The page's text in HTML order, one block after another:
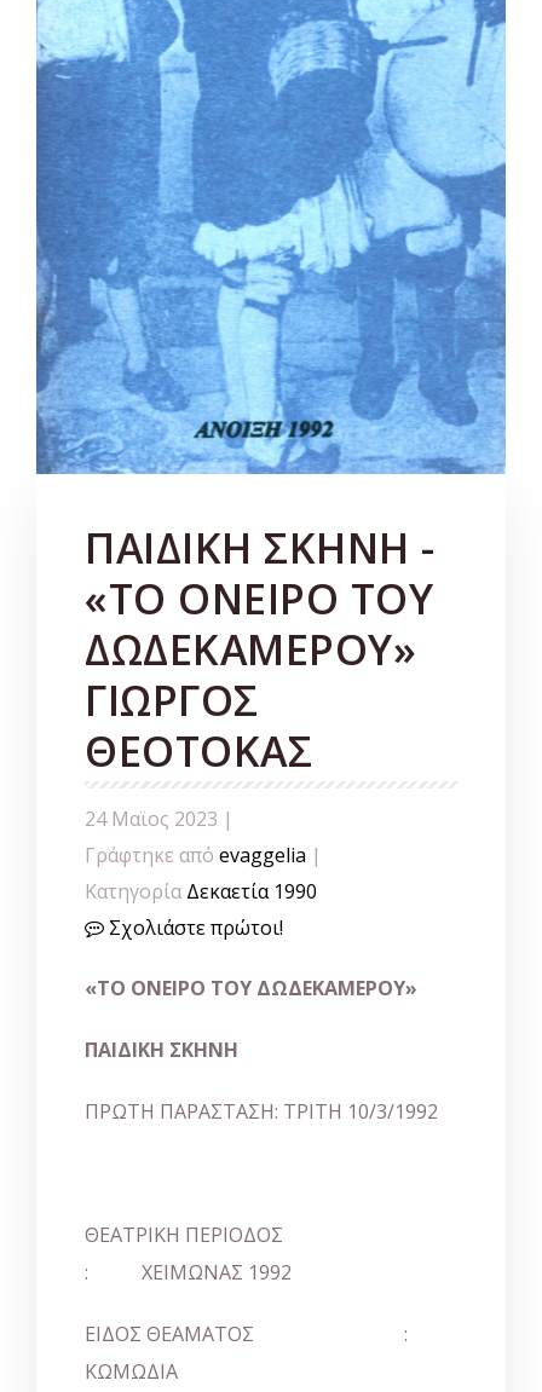
ΠΑΙΔΙΚΗ ΣΚΗΝΗ -
«ΤΟ ΟΝΕΙΡΟ ΤΟΥ
ΔΩΔΕΚΑΜΕΡΟΥ»
ΓΙΩΡΓΟΣ
ΘΕΟΤΟΚΑΣ
24 Μαϊος 2023 |
Γράφτηκε από evaggelia |
Κατηγορία Δεκαετία 1990
Σχολιάστε πρώτοι!
«ΤΟ ΟΝΕΙΡΟ ΤΟΥ ΔΩΔΕΚΑΜΕΡΟΥ»
ΠΑΙΔΙΚΗ ΣΚΗΝΗ
ΠΡΩΤΗ ΠΑΡΑΣΤΑΣΗ: ΤΡΙΤΗ 10/3/1992
ΘΕΑΤΡΙΚΗ ΠΕΡΙΟΔΟΣ
: ΧΕΙΜΩΝΑΣ 1992
ΕΙΔΟΣ ΘΕΑΜΑΤΟΣ :
ΚΩΜΩΔΙΑ